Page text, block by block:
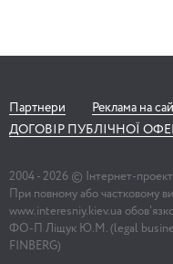
Партнери Реклама на
ДОГОВІР ПУБЛІЧНОЇ
2004 - 2026 © Інтернет-проект
При повному або частковому
www.interesniy.kiev.ua
ФО-П Ліщук Ю.М. (legal
FINBERG)